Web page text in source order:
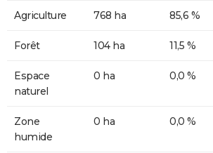
Agriculture 768 ha 85,6 %
Forêt 104 ha 11,5 %
Espace
naturel
0 ha 0,0 %
Zone
humide
0 ha 0,0 %